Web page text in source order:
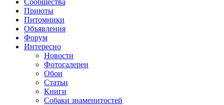
Сообщества
Приюты
Питомники
Объявления
Форум
Интересно
Новости
Фотогалереи
Обои
Статьи
Книги
Собаки знаменитостей